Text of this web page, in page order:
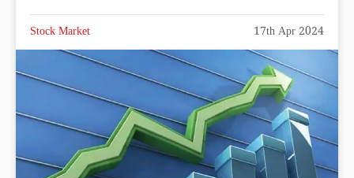
Stock Market 17th Apr 2024